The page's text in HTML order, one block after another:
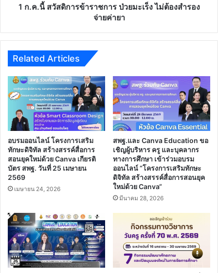
1 ก.ค.นี้ สวัสดิการข้าราชการ ป่วยมะเร็ง ไม่ต้องสำรอง
จ่ายค่ายา
Related Articles
อบรมออนไลน์ โครงการเสริม
ทักษะดิจิทัล สร้างสรรค์สื่อการ
สอนยุคใหม่ด้วย Canva เกียรติ
บัตร สพฐ. วันที่ 25 เมษายน
2569
เมษายน 24, 2026
สพฐ.และ Canva Education ขอ
เชิญผู้บริหาร ครู และบุคลากร
ทางการศึกษา เข้าร่วมอบรม
ออนไลน์ “โครงการเสริมทักษะ
ดิจิทัล สร้างสรรค์สื่อการสอนยุค
ใหม่ด้วย Canva“
มีนาคม 28, 2026